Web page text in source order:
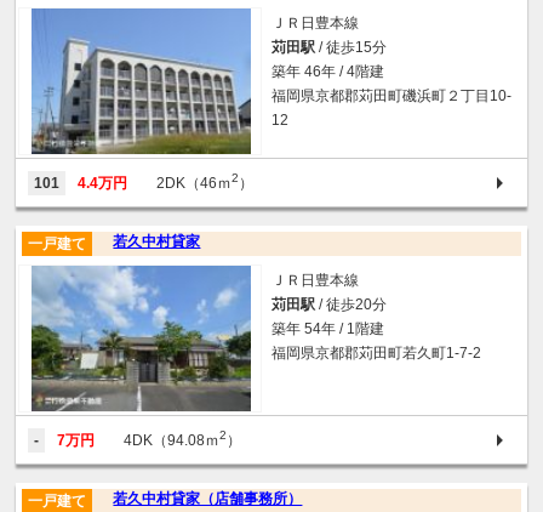
ＪＲ日豊本線
苅田駅 / 徒歩15分
築年 46年 / 4階建
福岡県京都郡苅田町磯浜町２丁目10-
12
101 4.4万円 2DK（46ｍ2 ）
若久中村貸家
一戸建て
ＪＲ日豊本線
苅田駅 / 徒歩20分
築年 54年 / 1階建
福岡県京都郡苅田町若久町1-7-2
- 7万円 4DK（94.08ｍ2 ）
若久中村貸家（店舗事務所）
一戸建て